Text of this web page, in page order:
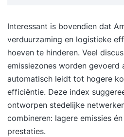
managers die een
iedereen die weleens een
verrassende oplossing
Voor iedereen die wil
boodschap of dienst. Voor
innovatie bezig houdt Voor
kansen in de markt wil
concurrentie voor wil blijven.
Interessant is bovendien dat
verduurzaming en logistieke
hoeven te hinderen. Veel
emissiezones worden gevoerd
automatisch leidt tot hogere
efficiëntie. Deze index
ontworpen stedelijke
combineren: lagere emissies
prestaties.